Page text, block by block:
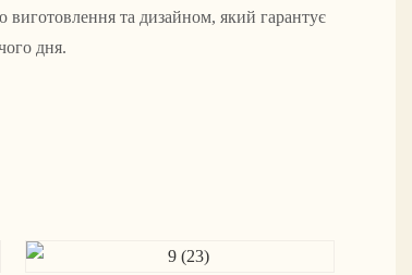
виготовлення та дизайном, який гарантує
дня.